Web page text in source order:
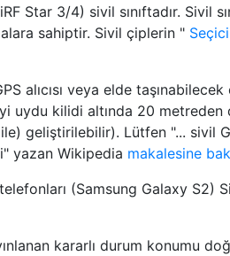
Star 3/4) sivil sınıftadır. Sivil
sahiptir. Sivil çiplerin " Seçici
alıcısı veya elde
uydu kilidi altında 20 metreden
geliştirilebilir). Lütfen "... sivil
yazan Wikipedia makalesine
(Samsung Galaxy S2)
kararlı durum konumu